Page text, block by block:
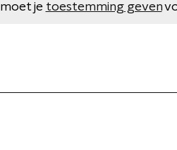
je toestemming geven